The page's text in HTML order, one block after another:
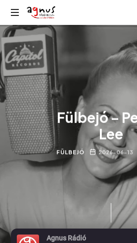
Agnus
Rádió
Kolozsvár
közösségi
rádiója
Fülbejó –
Lee
FÜLBEJÓ 2026-06-13
Agnus Rádió